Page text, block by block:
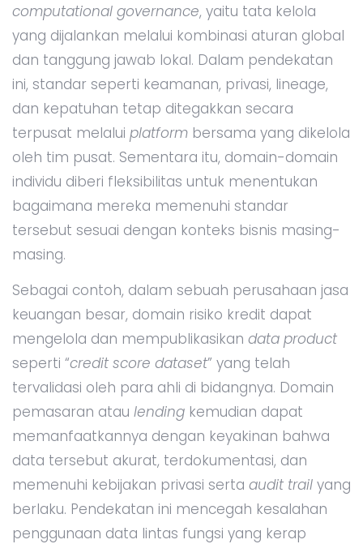
computational governance, yaitu tata kelola
yang dijalankan melalui kombinasi aturan global
dan tanggung jawab lokal. Dalam pendekatan
ini, standar seperti keamanan, privasi, lineage,
dan kepatuhan tetap ditegakkan secara
terpusat melalui platform bersama yang dikelola
oleh tim pusat. Sementara itu, domain-domain
individu diberi fleksibilitas untuk menentukan
bagaimana mereka memenuhi standar
tersebut sesuai dengan konteks bisnis masing-
masing.
Sebagai contoh, dalam sebuah perusahaan jasa
keuangan besar, domain risiko kredit dapat
mengelola dan mempublikasikan data product
seperti “credit score dataset” yang telah
tervalidasi oleh para ahli di bidangnya. Domain
pemasaran atau lending kemudian dapat
memanfaatkannya dengan keyakinan bahwa
data tersebut akurat, terdokumentasi, dan
memenuhi kebijakan privasi serta audit trail yang
berlaku. Pendekatan ini mencegah kesalahan
penggunaan data lintas fungsi yang kerap